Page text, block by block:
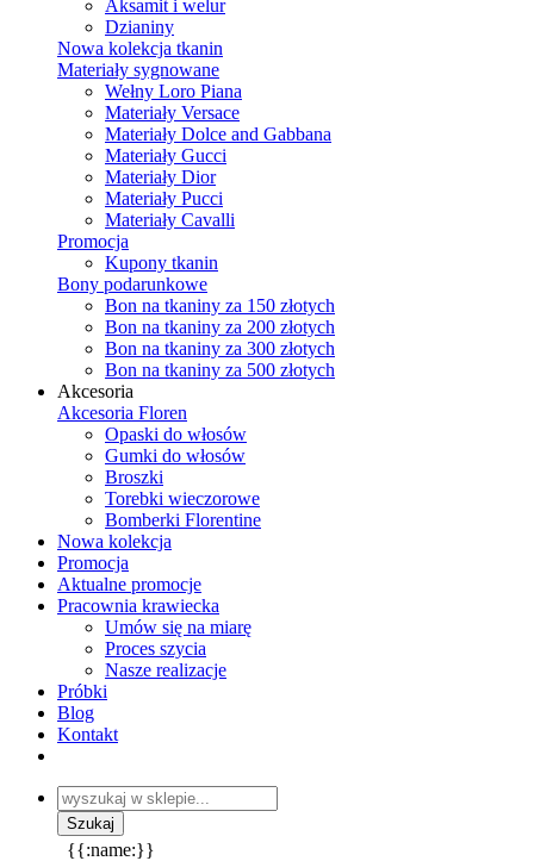
Aksamit i welur
Dzianiny
Nowa kolekcja tkanin
Materiały sygnowane
Wełny Loro Piana
Materiały Versace
Materiały Dolce and Gabbana
Materiały Gucci
Materiały Dior
Materiały Pucci
Materiały Cavalli
Promocja
Kupony tkanin
Bony podarunkowe
Bon na tkaniny za 150 złotych
Bon na tkaniny za 200 złotych
Bon na tkaniny za 300 złotych
Bon na tkaniny za 500 złotych
Akcesoria
Akcesoria Floren
Opaski do włosów
Gumki do włosów
Broszki
Torebki wieczorowe
Bomberki Florentine
Nowa kolekcja
Promocja
Aktualne promocje
Pracownia krawiecka
Umów się na miarę
Proces szycia
Nasze realizacje
Próbki
Blog
Kontakt
{{:name:}}